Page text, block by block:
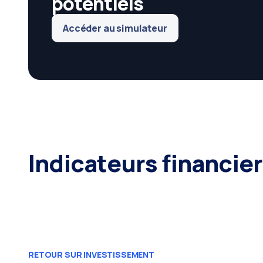
Accéder au simulateur
Indicateurs
RETOUR SUR INVESTISSEMENT